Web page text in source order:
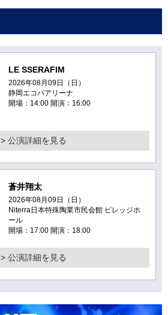
LE SSERAFIM
2026年08月09日（日）
静岡エコパアリーナ
開場：14:00 開演：16:00
> 公演詳細を見る
蒼井翔太
2026年08月09日（日）
Niterra日本特殊陶業市民会館 ビレッジホ
ール
開場：17:00 開演：18:00
> 公演詳細を見る